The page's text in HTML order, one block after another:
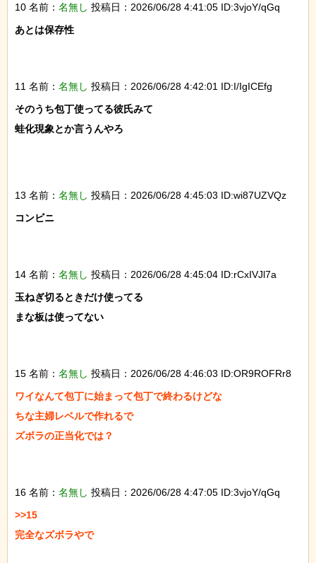
10 名前： 名無し 投稿日：2026/06/28 4:41:05 ID:3vjoY/qGq
あとは保存性
11 名前： 名無し 投稿日：2026/06/28 4:42:01 ID:I/IgICEfg
そのうち包丁使ってる彼氏みて
蛙化現象とか言うんやろ
13 名前： 名無し 投稿日：2026/06/28 4:45:03 ID:wi87UZVQz
コンビニ
14 名前： 名無し 投稿日：2026/06/28 4:45:04 ID:rCxIVJl7a
玉ねぎ切るときだけ使ってる
まな板は使ってない
15 名前： 名無し 投稿日：2026/06/28 4:46:03 ID:OR9ROFRr8
ワイなんて包丁に始まって包丁で終わるけどな
ちな主婦レベルで作れるで
ズボラの正当化では？
16 名前： 名無し 投稿日：2026/06/28 4:47:05 ID:3vjoY/qGq
>>15
完全なズボラやで